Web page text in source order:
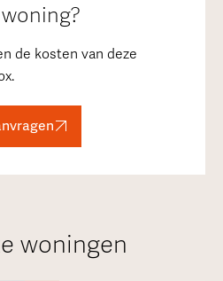
de kosten van deze
woningen